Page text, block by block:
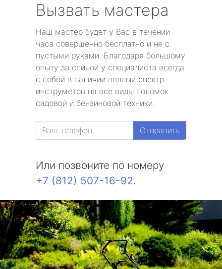
Вызвать мастера
Наш мастер будет у Вас в течении
часа совершенно бесплатно и не с
пустыми руками. Благодаря большому
опыту за спиной у специалиста всегда
с собой в наличии полный спектр
инструметов на все виды поломок
садовой и бензиновой техники.
Отправить
Или позвоните по номеру
+7 (812) 507-16-92.